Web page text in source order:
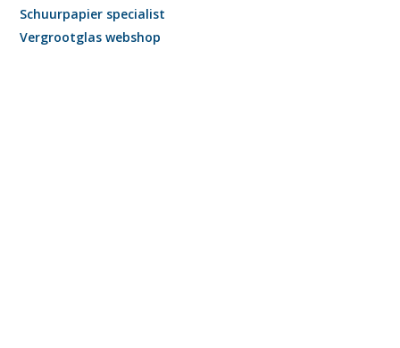
Schuurpapier specialist
Vergrootglas webshop